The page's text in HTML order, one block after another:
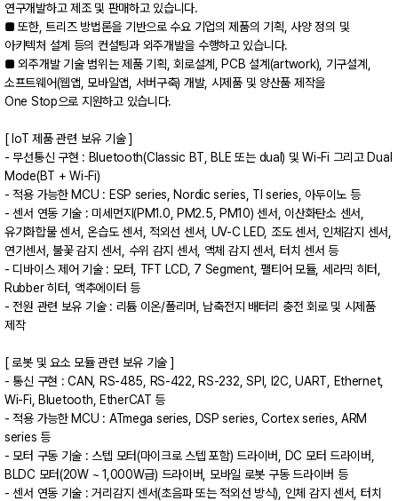
연구개발하고 제조 및 판매하고 있습니다.
■ 또한, 트리즈 방법론을 기반으로 수요 기업의 제품의 기획, 사양 정의 및
아키텍처 설계 등의 컨설팅과 외주개발을 수행하고 있습니다.
■ 외주개발 기술 범위는 제품 기획, 회로설계, PCB 설계(artwork), 기구설계,
소프트웨어(웹앱, 모바일앱, 서버구축) 개발, 시제품 및 양산품 제작을
One Stop으로 지원하고 있습니다.
[ IoT 제품 관련 보유 기술 ]
- 무선통신 구현 : Bluetooth(Classic BT, BLE 또는 dual) 및 Wi-Fi 그리고 Dual
Mode(BT + Wi-Fi)
- 적용 가능한 MCU : ESP series, Nordic series, TI series, 아두이노 등
- 센서 연동 기술 : 미세먼지(PM1.0, PM2.5, PM10) 센서, 이산화탄소 센서,
유기화합물 센서, 온습도 센서, 적외선 센서, UV-C LED, 조도 센서, 인체감지 센서,
연기센서, 불꽃 감지 센서, 수위 감지 센서, 액체 감지 센서, 터치 센서 등
- 디바이스 제어 기술 : 모터, TFT LCD, 7 Segment, 펠티어 모듈, 세라믹 히터,
Rubber 히터, 액추에이터 등
- 전원 관련 보유 기술 : 리튬 이온/폴리머, 납축전지 배터리 충전 회로 및 시제품
제작
[ 로봇 및 요소 모듈 관련 보유 기술 ]
- 통신 구현 : CAN, RS-485, RS-422, RS-232, SPI, I2C, UART, Ethernet,
Wi-Fi, Bluetooth, EtherCAT 등
- 적용 가능한 MCU : ATmega series, DSP series, Cortex series, ARM
series 등
- 모터 구동 기술 : 스텝 모터(마이크로 스텝 포함) 드라이버, DC 모터 드라이버,
BLDC 모터(20W ~ 1,000W급) 드라이버, 모바일 로봇 구동 드라이버 등
- 센서 연동 기술 : 거리감지 센서(초음파 또는 적외선 방식), 인체 감지 센서, 터치